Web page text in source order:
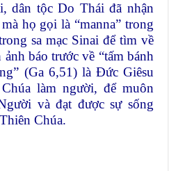
dân tộc Do Thái đã nhận
họ gọi là “manna” trong
sa mạc Sinai để tìm về
báo trước về “tấm bánh
(Ga 6,51) là Đức Giêsu
làm người, để muôn
và đạt được sự sống
Chúa.